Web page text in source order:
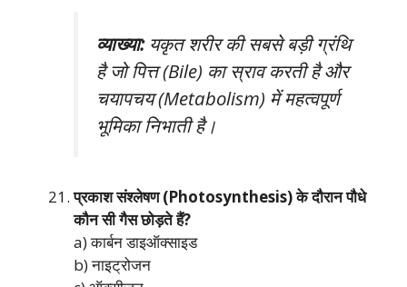
व्याख्या:यकृत शरीर की सबसे बड़ी ग्रंथि
है जो पित्त (Bile) का स्राव करती है और
चयापचय (Metabolism) में महत्वपूर्ण
भूमिका निभाती है।
प्रकाश संश्लेषण (Photosynthesis) के दौरान पौधे
कौन सी गैस छोड़ते हैं?
a) कार्बन डाइऑक्साइड
b) नाइट्रोजन